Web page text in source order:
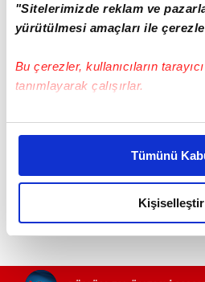
"Sitelerimizde reklam ve
yürütülmesi amaçları ile
Bu çerezler, kullanıcıların
tanımlayarak çalışırlar.
Bu çerezlere izin vermeniz
daha iyi reklam deneyimi
amacımızın size daha iyi bir
olduğunu ve sizlere en iyi
elimizden gelen çabayı
reklamların maliyetlerimizi
Tümünü
Kişiselleştir